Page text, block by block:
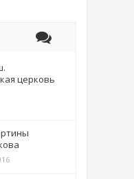
церковь